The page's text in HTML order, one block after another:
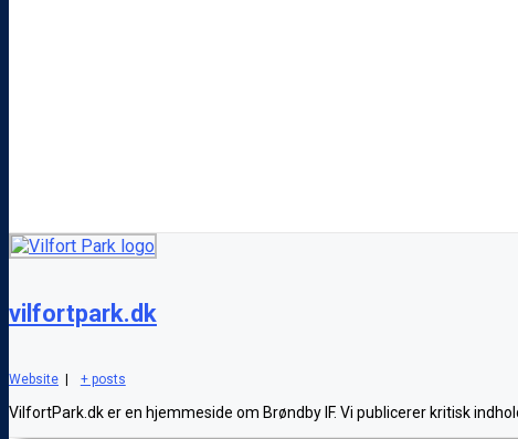
vilfortpark.dk
Website + posts
VilfortPark.dk er en hjemmeside om Brøndby IF. Vi publicerer kritisk